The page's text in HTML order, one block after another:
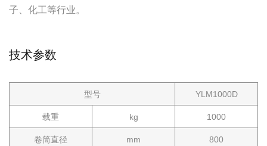
子、化工等行业。
技术参数
型号 YLM1000D
载重 kg 1000
卷筒直径 mm 800